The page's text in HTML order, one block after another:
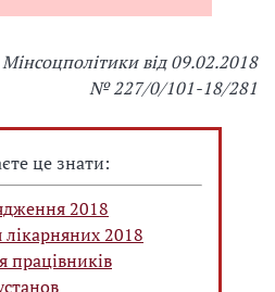
від 09.02.2018
№ 227/0/101-18/281
це знати:
2018
2018
працівників